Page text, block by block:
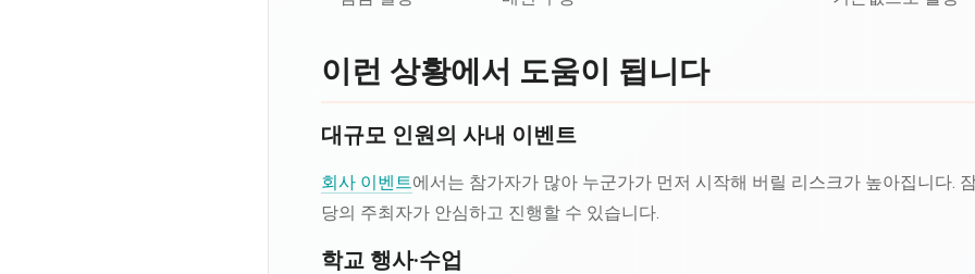
이런 상황에서 도움이 됩니다
대규모 인원의 사내 이벤트
회사 이벤트에서는 참가자가 많아 누군가가 먼저 시작해 버릴 리스크가 높아집니다.
당의 주최자가 안심하고 진행할 수 있습니다.
학교 행사·수업